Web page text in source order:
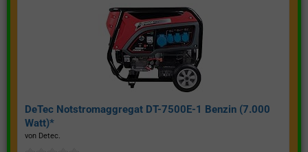
DeTec Notstromaggregat DT-7500E-1 Benzin (7.000
Watt)*
von Detec.